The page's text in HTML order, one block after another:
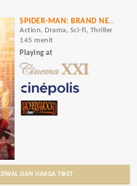
SPIDER-MAN: BRAND NEW DAY
Action, Drama, Sci-fi, Thriller
145 menit
Playing at
DAN HARGA TIKET